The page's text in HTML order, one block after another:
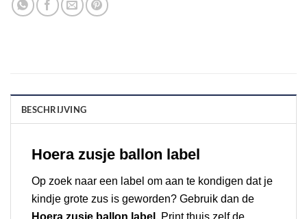
BESCHRIJVING
Hoera zusje ballon label
Op zoek naar een label om aan te kondigen dat je
kindje grote zus is geworden? Gebruik dan de